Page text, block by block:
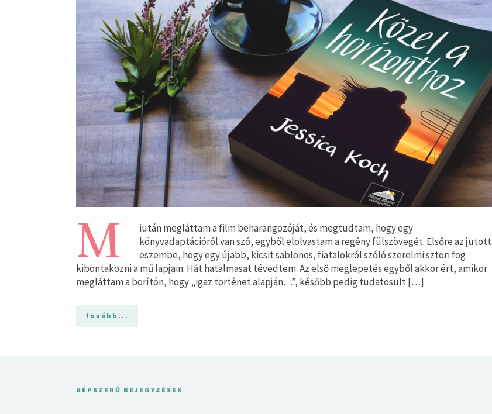
M
iután megláttam a film beharangozóját, és megtudtam, hogy egy
könyvadaptációról van szó, egyből elolvastam a regény fülszövegét. Elsőre az jutott
eszembe, hogy egy újabb, kicsit sablonos, fiatalokról szóló szerelmi sztori fog
kibontakozni a mű lapjain. Hát hatalmasat tévedtem. Az első meglepetés egyből akkor ért, amikor
megláttam a borítón, hogy „igaz történet alapján…”, később pedig tudatosult […]
tovább...
NÉPSZERŰ BEJEGYZÉSEK